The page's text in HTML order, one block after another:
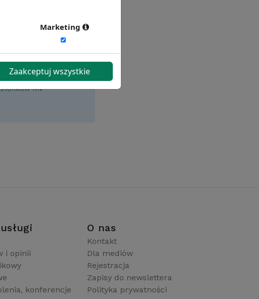
i opinii
konferencje
O nas
Kontakt
Dla mediów
Rejestracja
Zapisy do newslettera
Polityka prywatności
Marketing
Zaakceptuj wszystkie